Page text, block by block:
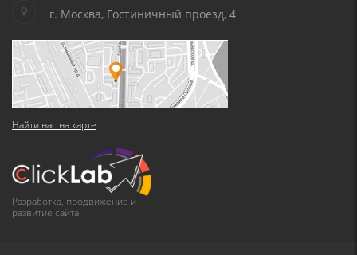
г. Москва, Гостиничный проезд, 4
Найти нас на карте
Разработка, продвижение и
развитие сайта